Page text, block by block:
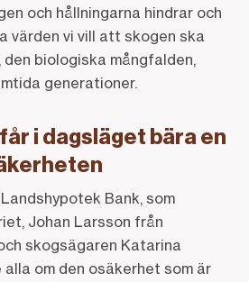
och hållningarna hindrar och
värden vi vill att skogen ska
biologiska mångfalden,
generationer.
i dagsläget bära en
Bank, som
Johan Larsson från
skogsägaren Katarina
om den osäkerhet som är